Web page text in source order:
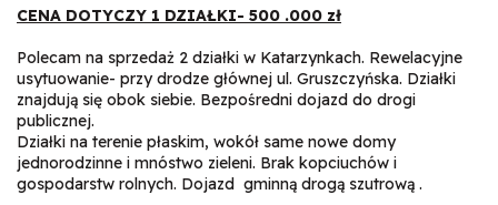
CENA DOTYCZY 1 DZIAŁKI- 500 .000 zł
Polecam na sprzedaż 2 działki w Katarzynkach. Rewelacyjne
usytuowanie- przy drodze głównej ul. Gruszczyńska. Działki
znajdują się obok siebie. Bezpośredni dojazd do drogi
publicznej.
Działki na terenie płaskim, wokół same nowe domy
jednorodzinne i mnóstwo zieleni. Brak kopciuchów i
gospodarstw rolnych. Dojazd gminną drogą szutrową .